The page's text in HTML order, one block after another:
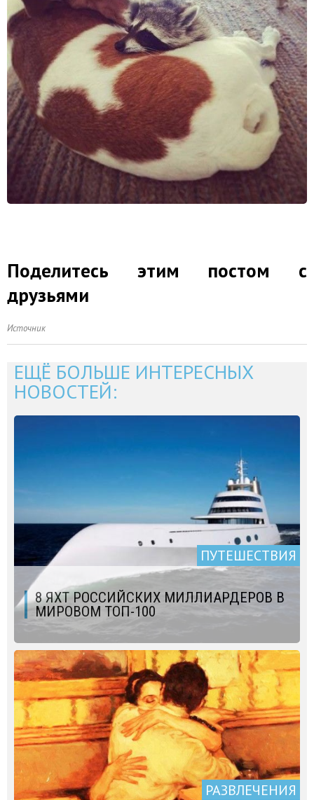
Поделитесь этим постом с
друзьями
Источник
ЕЩЁ БОЛЬШЕ ИНТЕРЕСНЫХ
НОВОСТЕЙ:
ПУТЕШЕСТВИЯ
8 ЯХТ РОССИЙСКИХ МИЛЛИАРДЕРОВ В
МИРОВОМ ТОП-100
РАЗВЛЕЧЕНИЯ